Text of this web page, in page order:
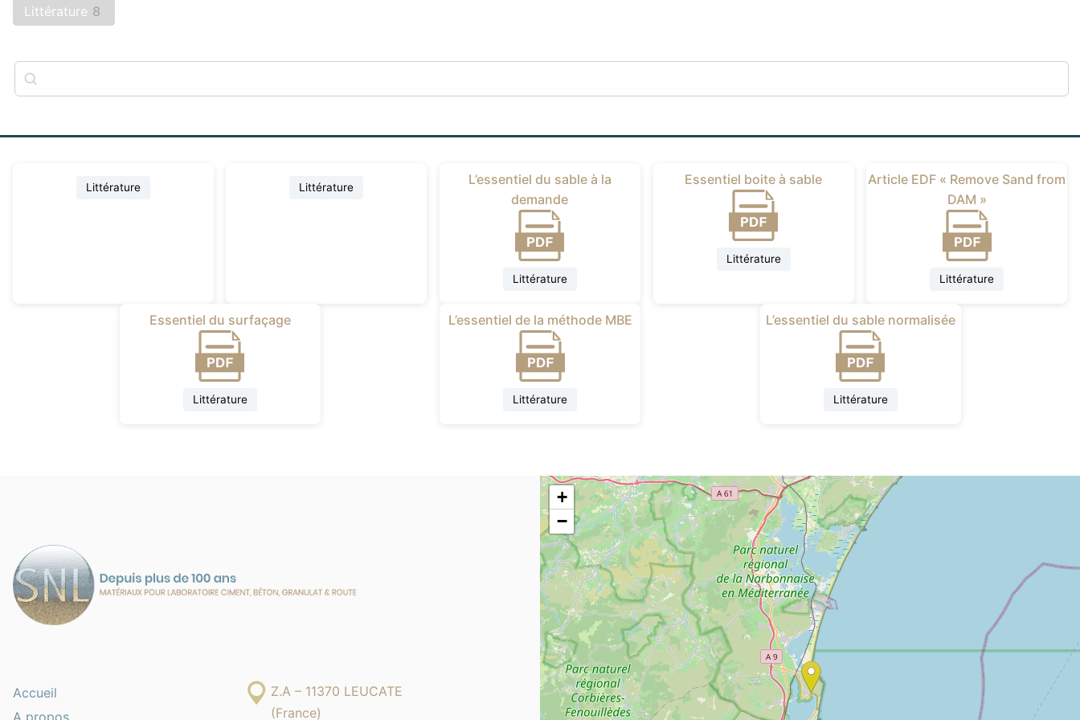
Littérature 8
Rechercher
Littérature Littérature
L’essentiel du sable à la
demande
Littérature
Essentiel boite à sable
Littérature
Article EDF « Remove Sand from
DAM »
Littérature
Essentiel du surfaçage
Littérature
L’essentiel de la méthode MBE
Littérature
L’essentiel du sable normalisée
Littérature
Accueil
Z.A – 11370 LEUCATE
(France)
+
−